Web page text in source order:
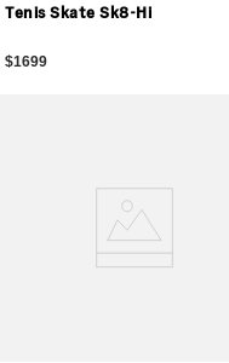
Tenis Skate Sk8-Hi
$1699